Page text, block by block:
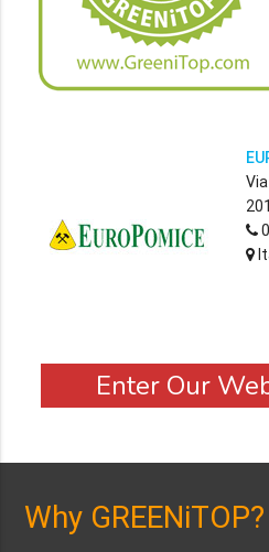
Enter Our
Why GREENiTOP?